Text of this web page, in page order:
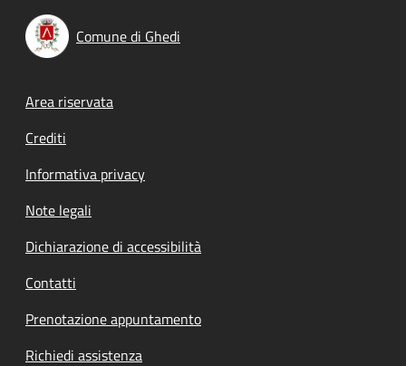
Comune di Ghedi
Footer menu
Area riservata
Crediti
Informativa privacy
Note legali
Dichiarazione di accessibilità
Contatti
Prenotazione appuntamento
Richiedi assistenza